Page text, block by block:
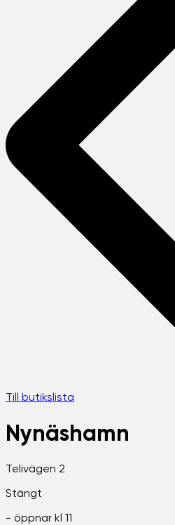
Till butikslista
Nynäshamn
Telivägen 2
Stängt
- öppnar kl 11